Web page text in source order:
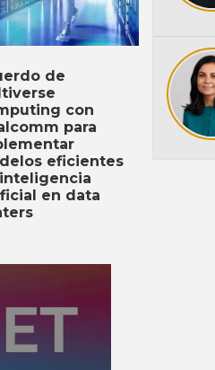
de
con
para
eficientes
en data